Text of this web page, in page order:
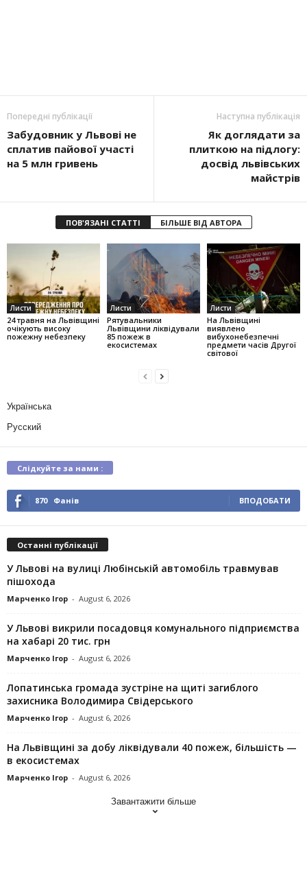
Попередні публікації
Забудовник у Львові не
сплатив пайової участі
на 5 млн гривень
Наступна публікація
Як доглядати за
плиткою на підлогу:
досвід львівських
майстрів
ПОВ'ЯЗАНІ СТАТТІ БІЛЬШЕ ВІД АВТОРА
Листи
24 травня на Львівщині
очікують високу
пожежну небезпеку
Листи
Рятувальники
Львівщини ліквідували
85 пожеж в
екосистемах
Листи
На Львівщині
виявлено
вибухонебезпечні
предмети часів Другої
світової
Українська
Русский
Слідкуйте за нами :
870 Фанів ВПОДОБАТИ
Останні публікації
У Львові на вулиці Любінській автомобіль травмував
пішохода
Марченко Ігор - August 6, 2026
У Львові викрили посадовця комунального підприємства
на хабарі 20 тис. грн
Марченко Ігор - August 6, 2026
Лопатинська громада зустріне на щиті загиблого
захисника Володимира Свідерського
Марченко Ігор - August 6, 2026
На Львівщині за добу ліквідували 40 пожеж, більшість —
в екосистемах
Марченко Ігор - August 6, 2026
Завантажити більше